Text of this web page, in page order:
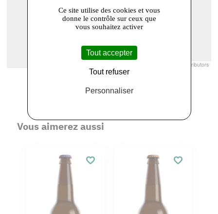
contributors
Vous aimerez aussi
Ce site utilise des cookies et vous
donne le contrôle sur ceux que
vous souhaitez activer
Tout accepter
Tout refuser
Personnaliser